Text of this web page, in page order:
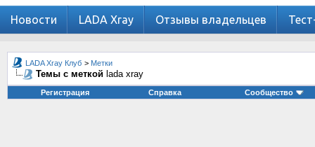
Новости LADA Xray Отзывы владельцев
LADA Xray Клуб > Метки
Темы с меткой lada xray
Регистрация Справка Сообщество